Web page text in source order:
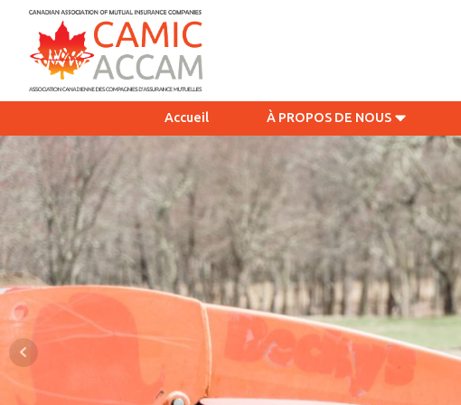
Accueil À PROPOS DE NOUS